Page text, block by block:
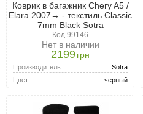
Коврик в багажник Chery A5 /
Elara 2007→ - текстиль Classic
7mm Black Sotra
Код 99146
Нет в наличии
2199грн
Производитель:
Sotra
Цвет:
черный